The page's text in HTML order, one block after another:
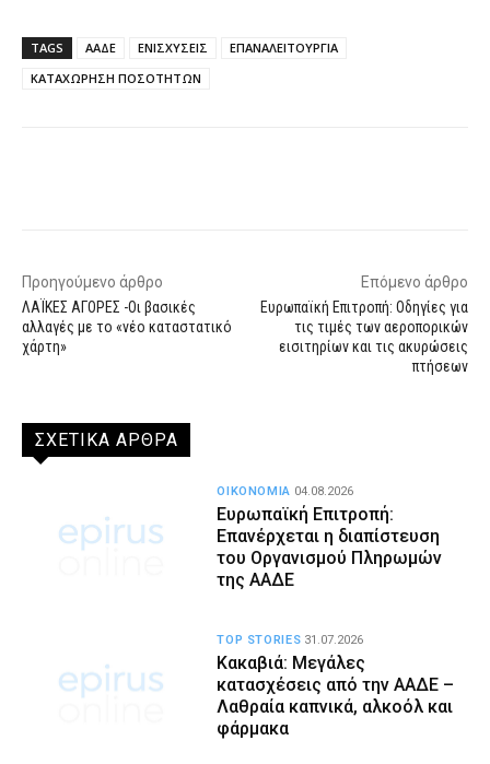
TAGS ΑΑΔΕ ΕΝΙΣΧΥΣΕΙΣ
ΕΠΑΝΑΛΕΙΤΟΥΡΓΙΑ
ΚΑΤΑΧΩΡΗΣΗ ΠΟΣΟΤΗΤΩΝ
Προηγούμενο άρθρο
ΛΑΪΚΕΣ ΑΓΟΡΕΣ -Οι βασικές
αλλαγές με το «νέο καταστατικό
χάρτη»
Επόμενο άρθρο
Ευρωπαϊκή Επιτροπή: Οδηγίες για
τις τιμές των αεροπορικών
εισιτηρίων και τις ακυρώσεις
πτήσεων
ΣΧΕΤΙΚΑ ΑΡΘΡΑ
Ευρωπαϊκή Επιτροπή:
Επανέρχεται η διαπίστευση
του Οργανισμού Πληρωμών
της ΑΑΔΕ
ΟΙΚΟΝΟΜΙΑ 04.08.2026
Κακαβιά: Μεγάλες
κατασχέσεις από την ΑΑΔΕ –
Λαθραία καπνικά, αλκοόλ και
φάρμακα
TOP STORIES 31.07.2026